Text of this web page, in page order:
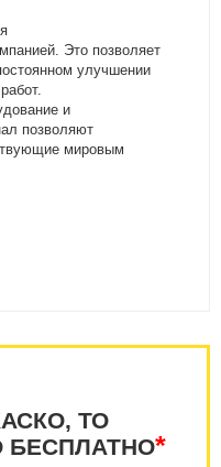
Это позволяет
улучшении
и
позволяют
мировым
ТО
БЕСПЛАТНО*